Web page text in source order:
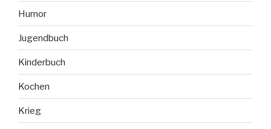
Humor
Jugendbuch
Kinderbuch
Kochen
Krieg